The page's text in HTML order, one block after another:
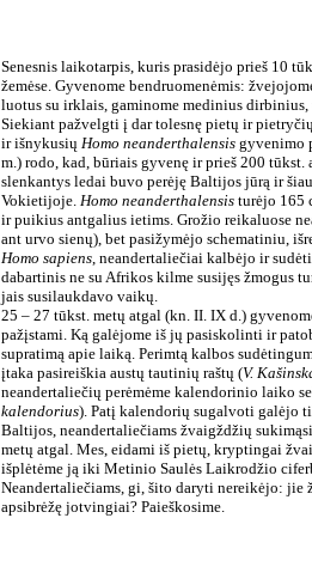
Senesnis laikotarpis, kuris prasidėjo prieš 10
žemėse. Gyvenome bendruomenėmis:
luotus su irklais, gaminome medinius
Siekiant pažvelgti į dar tolesnę pietų ir
ir išnykusių Homo neanderthalensisgyvenimo
m.) rodo, kad, būriais gyvenę ir prieš 200
slenkantys ledai buvo perėję Baltijos jūrą ir
Vokietijoje. Homo neanderthalensisturėjo 165
ir puikius antgalius ietims. Grožio reikaluose
ant urvo sienų), bet pasižymėjo schematiniu,
Homo sapiens, neandertaliečiai kalbėjo ir
dabartinis ne su Afrikos kilme susijęs žmogus
jais susilaukdavo vaikų.
25 – 27 tūkst. metų atgal (kn. II. IX d.)
pažįstami. Ką galėjome iš jų pasiskolinti ir
supratimą apie laiką. Perimtą kalbos
įtaka pasireiškia austų tautinių raštų (V.
neandertaliečių perėmėme kalendorinio laiko
kalendorius). Patį kalendorių sugalvoti galėjo
Baltijos, neandertaliečiams žvaigždžių
metų atgal. Mes, eidami iš pietų, kryptingai
išplėtėme ją iki Metinio Saulės Laikrodžio
Neandertaliečiams, gi, šito daryti nereikėjo: jie
apsibrėžę jotvingiai? Paieškosime.